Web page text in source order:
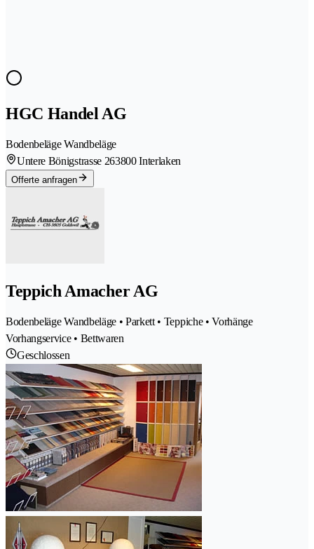
HGC Handel AG
Bodenbeläge Wandbeläge
Untere Bönigstrasse 263800 Interlaken
Offerte anfragen
Teppich Amacher AG
Bodenbeläge Wandbeläge • Parkett • Teppiche • Vorhänge
Vorhangservice • Bettwaren
Geschlossen